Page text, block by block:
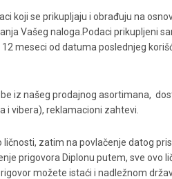
koji se prikupljaju i obrađuju na
Vašeg naloga.Podaci prikupljeni
meseci od datuma poslednjeg
iz našeg prodajnog asortimana,
vibera), reklamacioni zahtevi.
zatim na povlačenje datog
prigovora Diplonu putem, sve ovo
možete istaći i nadležnom